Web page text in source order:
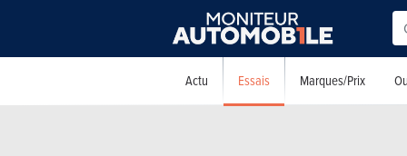
Actu Essais Marques/Prix